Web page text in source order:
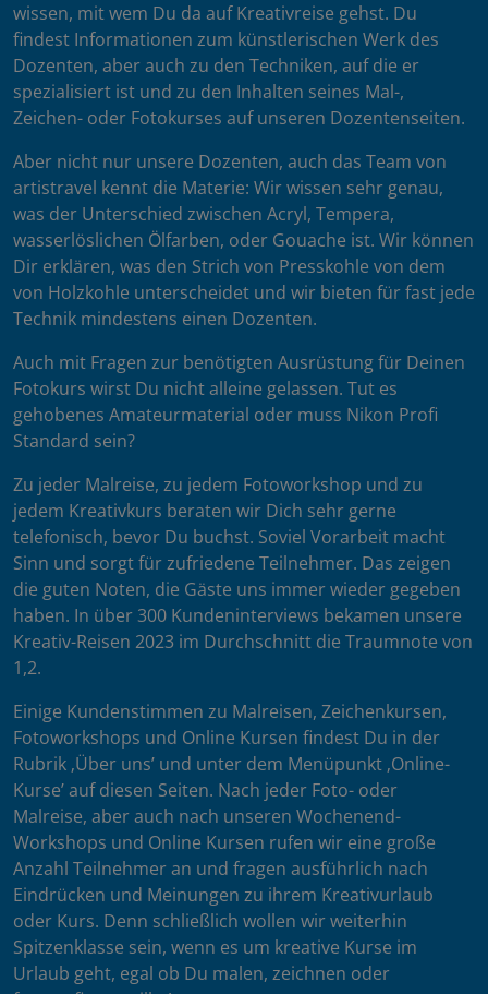
wissen, mit wem Du da auf Kreativreise gehst. Du
findest Informationen zum künstlerischen Werk des
Dozenten, aber auch zu den Techniken, auf die er
spezialisiert ist und zu den Inhalten seines Mal-,
Zeichen- oder Fotokurses auf unseren Dozentenseiten.
Aber nicht nur unsere Dozenten, auch das Team von
artistravel kennt die Materie: Wir wissen sehr genau,
was der Unterschied zwischen Acryl, Tempera,
wasserlöslichen Ölfarben, oder Gouache ist. Wir können
Dir erklären, was den Strich von Presskohle von dem
von Holzkohle unterscheidet und wir bieten für fast jede
Technik mindestens einen Dozenten.
Auch mit Fragen zur benötigten Ausrüstung für Deinen
Fotokurs wirst Du nicht alleine gelassen. Tut es
gehobenes Amateurmaterial oder muss Nikon Profi
Standard sein?
Zu jeder Malreise, zu jedem Fotoworkshop und zu
jedem Kreativkurs beraten wir Dich sehr gerne
telefonisch, bevor Du buchst. Soviel Vorarbeit macht
Sinn und sorgt für zufriedene Teilnehmer. Das zeigen
die guten Noten, die Gäste uns immer wieder gegeben
haben. In über 300 Kundeninterviews bekamen unsere
Kreativ-Reisen 2023 im Durchschnitt die Traumnote von
1,2.
Einige Kundenstimmen zu Malreisen, Zeichenkursen,
Fotoworkshops und Online Kursen findest Du in der
Rubrik ‚Über uns’ und unter dem Menüpunkt ‚Online-
Kurse’ auf diesen Seiten. Nach jeder Foto- oder
Malreise, aber auch nach unseren Wochenend-
Workshops und Online Kursen rufen wir eine große
Anzahl Teilnehmer an und fragen ausführlich nach
Eindrücken und Meinungen zu ihrem Kreativurlaub
oder Kurs. Denn schließlich wollen wir weiterhin
Spitzenklasse sein, wenn es um kreative Kurse im
Urlaub geht, egal ob Du malen, zeichnen oder